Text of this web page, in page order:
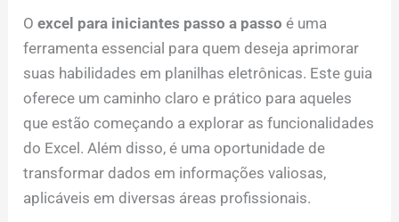
Oexcel para iniciantes passo a passo é uma
ferramenta essencial para quem deseja aprimorar
suas habilidades em planilhas eletrônicas. Este guia
oferece um caminho claro e prático para aqueles
que estão começando a explorar as funcionalidades
do Excel. Além disso, é uma oportunidade de
transformar dados em informações valiosas,
aplicáveis em diversas áreas profissionais.